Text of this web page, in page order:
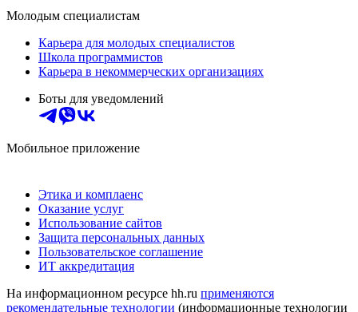
Молодым специалистам
Карьера для молодых специалистов
Школа программистов
Карьера в некоммерческих организациях
Боты для уведомлений
Мобильное приложение
Этика и комплаенс
Оказание услуг
Использование сайтов
Защита персональных данных
Пользовательское соглашение
ИТ аккредитация
На информационном ресурсе hh.ru применяются
рекомендательные технологии (информационные технологии